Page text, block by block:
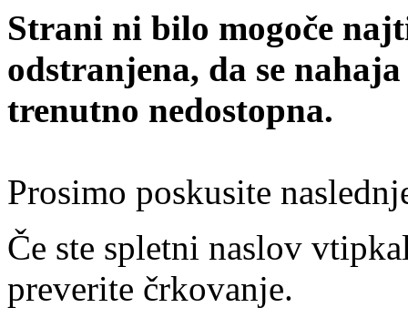
Strani ni bilo mogoče
odstranjena, da se
trenutno nedostopna.
Prosimo poskusite
Če ste spletni naslov
preverite črkovanje.